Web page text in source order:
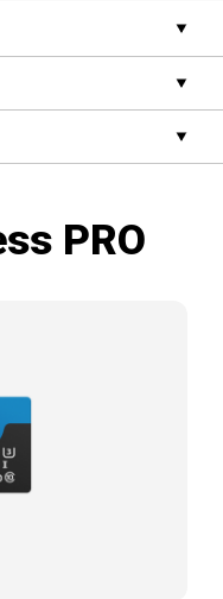
PRO